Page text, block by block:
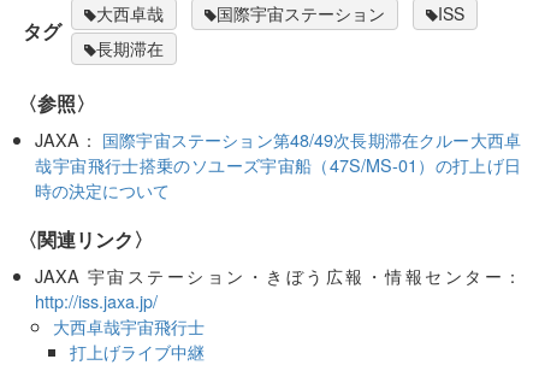
タグ
大西卓哉 国際宇宙ステーション
ISS
長期滞在
〈参照〉
JAXA： 国際宇宙ステーション第48/49次長期滞在クルー大西卓
哉宇宙飛行士搭乗のソユーズ宇宙船（47S/MS-01）の打上げ日
時の決定について
〈関連リンク〉
JAXA 宇宙ステーション・きぼう広報・情報センター：
http://iss.jaxa.jp/
大西卓哉宇宙飛行士
打上げライブ中継